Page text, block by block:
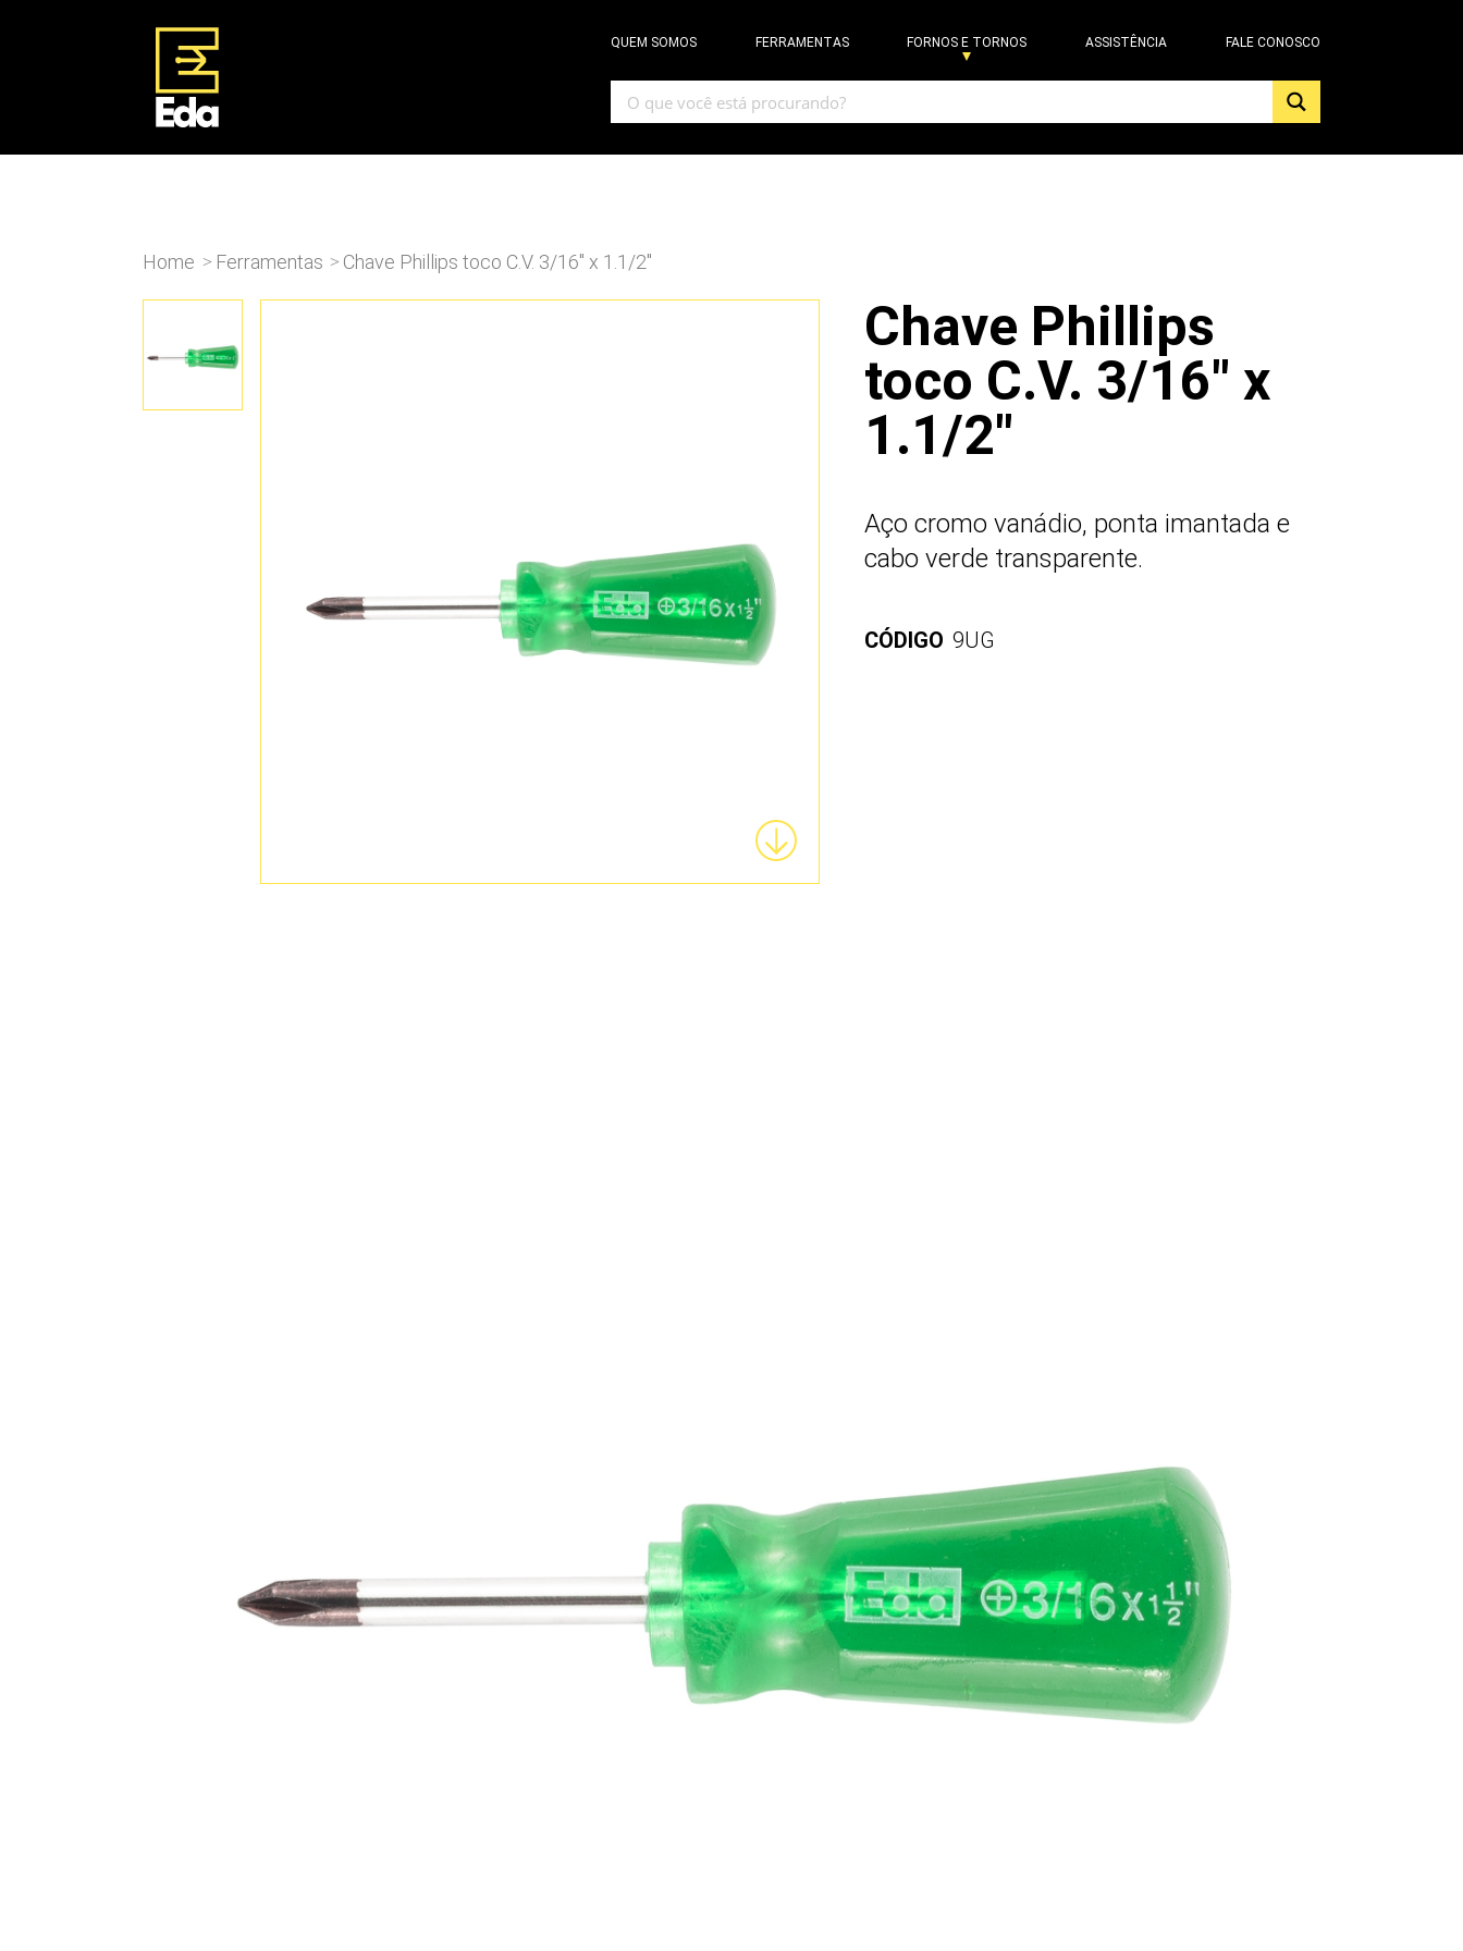
QUEM SOMOS FERRAMENTAS FORNOS E TORNOS ASSISTÊNCIA FALE CONOSCO
Home > Ferramentas > Chave Phillips toco C.V. 3/16″ x 1.1/2″
Chave Phillips
toco C.V. 3/16″ x
1.1/2″
Aço cromo vanádio, ponta imantada e
cabo verde transparente.
CÓDIGO 9UG